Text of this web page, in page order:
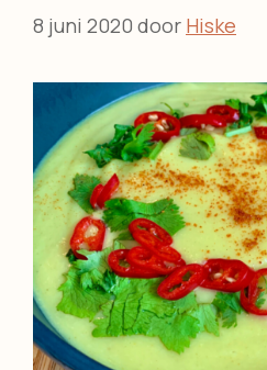
8 juni 2020 door Hiske